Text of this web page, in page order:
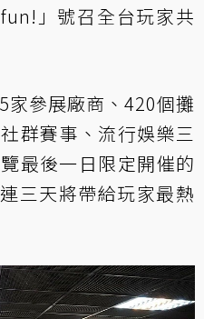
」號召全台玩家共
家參展廠商、420個攤
群賽事、流行娛樂三
最後一日限定開催的
三天將帶給玩家最熱